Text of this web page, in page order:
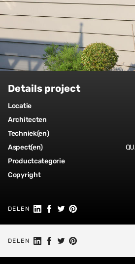
Details project
Locatie
Architecten
Techniek(en)
Aspect(en)
Productcategorie
Copyright
DELEN Deel op LinkedIn
Deel op Facebook
Delen op Twitter
Delen op Pinterest
DELEN Deel op LinkedIn
Deel op Facebook
Delen op Twitter
Delen op